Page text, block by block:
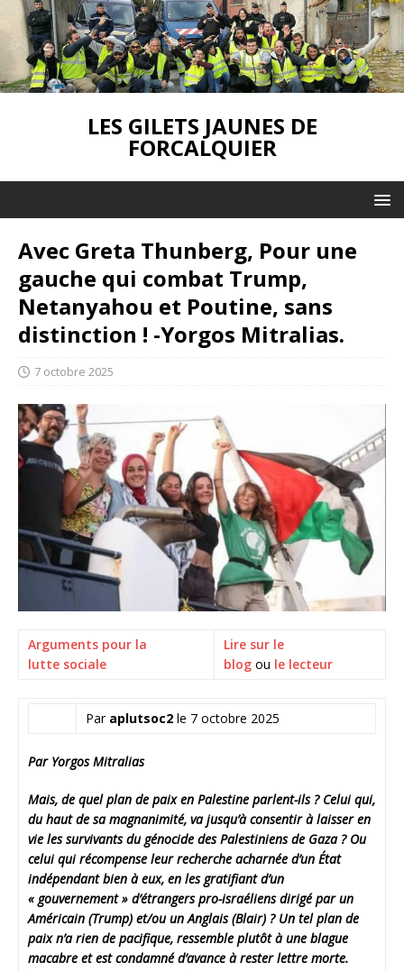
LES GILETS JAUNES DE
FORCALQUIER
Avec Greta Thunberg, Pour une
gauche qui combat Trump,
Netanyahou et Poutine, sans
distinction ! -Yorgos Mitralias.
7 octobre 2025
Arguments pour la
lutte sociale
Lire sur le
blog ou le lecteur
Par aplutsoc2 le 7 octobre 2025
Par Yorgos Mitralias
Mais, de quel plan de paix en Palestine parlent-ils ? Celui qui,
du haut de sa magnanimité, va jusqu’à consentir à laisser en
vie les survivants du génocide des Palestiniens de Gaza ? Ou
celui qui récompense leur recherche acharnée d’un État
indépendant bien à eux, en les gratifiant d’un
« gouvernement » d’étrangers pro-israéliens dirigé par un
Américain (Trump) et/ou un Anglais (Blair) ? Un tel plan de
paix n’a rien de pacifique, ressemble plutôt à une blague
macabre et est condamné d’avance à rester lettre morte.